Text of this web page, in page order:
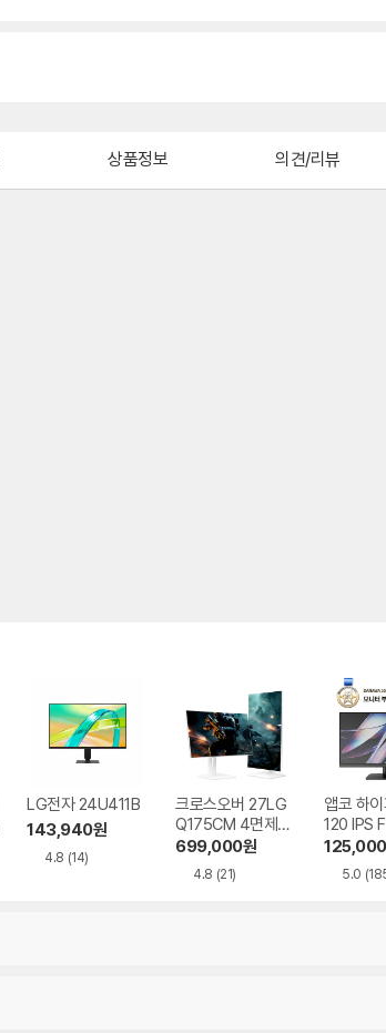
상품정보 의견/리뷰
LG전자 24U411B
143,940원
4.8 (14)
크로스오버 27LG
Q175CM 4면제로
QHD iPS TYPE-C
Ai 화이트 멀티스탠
699,000원
4.8 (21)
앱코 하
120 IPS
HDR 무
125,000
5.0